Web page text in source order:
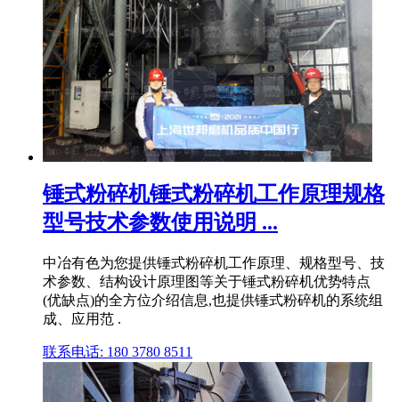
锤式粉碎机锤式粉碎机工作原理规格
型号技术参数使用说明 ...
中冶有色为您提供锤式粉碎机工作原理、规格型号、技
术参数、结构设计原理图等关于锤式粉碎机优势特点
(优缺点)的全方位介绍信息,也提供锤式粉碎机的系统组
成、应用范 .
联系电话: 180 3780 8511